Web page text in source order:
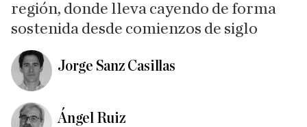
región, donde lleva cayendo de forma
sostenida desde comienzos de siglo
Jorge Sanz Casillas
Ángel Ruiz